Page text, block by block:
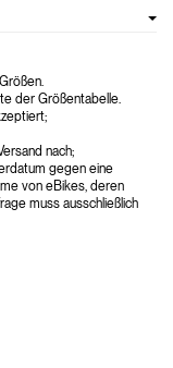
der Größentabelle.
nach;
gegen eine
von eBikes, deren
muss ausschließlich